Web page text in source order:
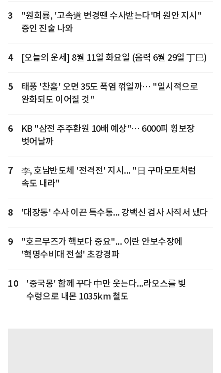
3
"원희룡, '고속道 변경땐 수사받는다'며 원안 지시"
증인 진술 나와
4 [오늘의 운세] 8월 11일 화요일 (음력 6월 29일 丁巳)
5
태풍 '찬홈' 오면 35도 폭염 꺾일까… "일시적으로
완화되도 이어질 것"
6
KB "삼전 주주환원 10배 예상"… 6000피 횡보장
벗어날까
7
李, 호남반도체 '전격전' 지시... "日 구마모토처럼
속도 내라"
8 '대장동' 수사 이끈 특수통... 강백신 검사 사직서 냈다
9
"호르무즈가 핵보다 중요"... 이란 안보수장에
'혁명수비대 전설' 초강경파
10
'중국몽' 함께 꾸다 中만 웃는다...라오스를 빚
수렁으로 내몬 1035km 철도